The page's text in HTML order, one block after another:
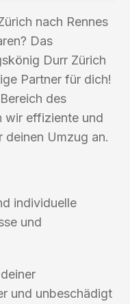
nach Rennes
Das
Durr Zürich
Partner für dich!
des
wir effiziente und
Umzug an.
individuelle
und
und unbeschädigt